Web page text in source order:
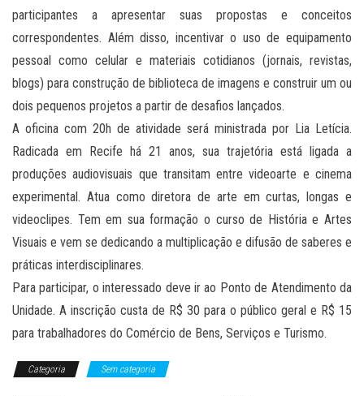
participantes a apresentar suas propostas e conceitos
correspondentes. Além disso, incentivar o uso de equipamento
pessoal como celular e materiais cotidianos (jornais, revistas,
blogs) para construção de biblioteca de imagens e construir um ou
dois pequenos projetos a partir de desafios lançados.
A oficina com 20h de atividade será ministrada por Lia Letícia.
Radicada em Recife há 21 anos, sua trajetória está ligada a
produções audiovisuais que transitam entre videoarte e cinema
experimental. Atua como diretora de arte em curtas, longas e
videoclipes. Tem em sua formação o curso de História e Artes
Visuais e vem se dedicando a multiplicação e difusão de saberes e
práticas interdisciplinares.
Para participar, o interessado deve ir ao Ponto de Atendimento da
Unidade. A inscrição custa de R$ 30 para o público geral e R$ 15
para trabalhadores do Comércio de Bens, Serviços e Turismo.
Categoria Sem categoria